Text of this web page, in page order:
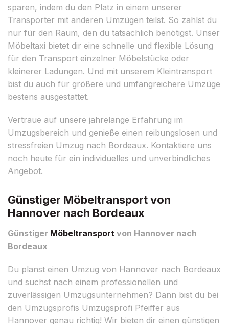
sparen, indem du den Platz in einem unserer
Transporter mit anderen Umzügen teilst. So zahlst du
nur für den Raum, den du tatsächlich benötigst. Unser
Möbeltaxi bietet dir eine schnelle und flexible Lösung
für den Transport einzelner Möbelstücke oder
kleinerer Ladungen. Und mit unserem Kleintransport
bist du auch für größere und umfangreichere Umzüge
bestens ausgestattet.
Vertraue auf unsere jahrelange Erfahrung im
Umzugsbereich und genieße einen reibungslosen und
stressfreien Umzug nach Bordeaux. Kontaktiere uns
noch heute für ein individuelles und unverbindliches
Angebot.
Günstiger Möbeltransport von
Hannover nach Bordeaux
Günstiger Möbeltransport von Hannover nach
Bordeaux
Du planst einen Umzug von Hannover nach Bordeaux
und suchst nach einem professionellen und
zuverlässigen Umzugsunternehmen? Dann bist du bei
den Umzugsprofis Umzugsprofi Pfeiffer aus
Hannover genau richtig! Wir bieten dir einen günstigen